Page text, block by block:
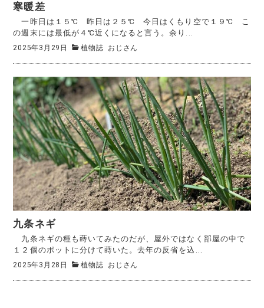
寒暖差
一昨日は１５℃ 昨日は２５℃ 今日はくもり空で１９℃ こ
の週末には最低が４℃近くになると言う。余り...
2025年3月29日 植物誌 おじさん
九条ネギ
九条ネギの種も蒔いてみたのだが、屋外ではなく部屋の中で
１２個のポットに分けて蒔いた。去年の反省を込...
2025年3月28日 植物誌 おじさん